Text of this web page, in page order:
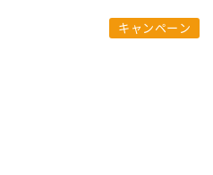
キャンペーン